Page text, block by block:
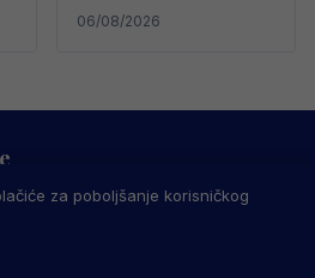
06/08/2026
USLOVI KORIŠTENJA
prava zadržana.
za poboljšanje korisničkog